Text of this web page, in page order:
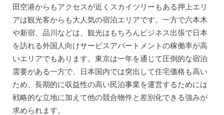
田空港からもアクセスが近くスカイツリーもある押上エリ
アは観光客からも大人気の宿泊エリアです。一方で六本木
や新宿、品川などは、観光はもちろんビジネス出張で日本
を訪れる外国人向けサービスアパートメントの稼働率が高
いエリアでもあります。東京は一年を通じて圧倒的な宿泊
需要がある一方で、日本国内では突出して住宅価格も高い
ため、長期的に収益性の高い民泊事業を運営するためには
戦略的な立地に加えて他の競合物件と差別化できる強みが
求められます。